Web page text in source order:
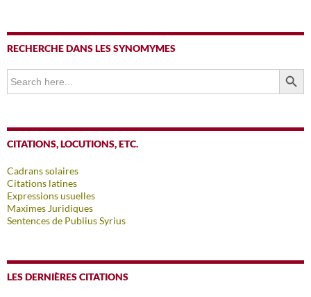
RECHERCHE DANS LES SYNOMYMES
Search
for:
SEARCH
CITATIONS, LOCUTIONS, ETC.
Cadrans solaires
Citations latines
Expressions usuelles
Maximes Juridiques
Sentences de Publius Syrius
LES DERNIÈRES CITATIONS